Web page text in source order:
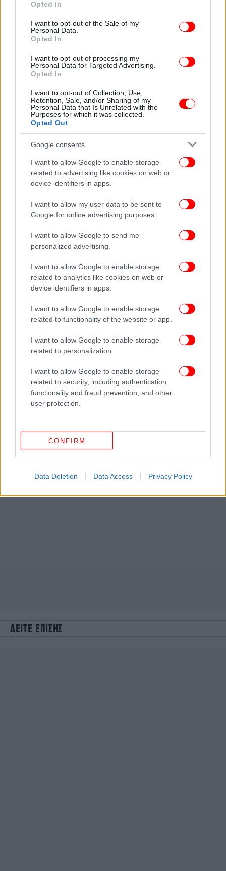
use your data for below specified purposes in below Google
consent section.
Opted In
I want to opt-out of the Sale of my
Personal Data.
Opted In
I want to opt-out of processing my
Personal Data for Targeted Advertising.
Opted In
I want to opt-out of Collection, Use,
Retention, Sale, and/or Sharing of my
Personal Data that Is Unrelated with the
Purposes for which it was collected.
Opted Out
Google consents
I want to allow Google to enable storage
related to advertising like cookies on web or
device identifiers in apps.
I want to allow my user data to be sent to
Google for online advertising purposes.
I want to allow Google to send me
personalized advertising.
I want to allow Google to enable storage
related to analytics like cookies on web or
device identifiers in apps.
I want to allow Google to enable storage
related to functionality of the website or app.
I want to allow Google to enable storage
related to personalization.
I want to allow Google to enable storage
related to security, including authentication
functionality and fraud prevention, and other
user protection.
CONFIRM
Data Deletion Data Access Privacy Policy
Πηγή: ΑΠΕ-ΜΠΕ (του Θ. Ανδρεάδη - Συγγελάκη)
Ακολουθήστε το στο Google Newsκαι μάθετε
πρώτοι όλες τις ειδήσεις
Δείτε όλες τις τελευταίεςΕιδήσειςαπό την Ελλάδα και τον Κόσμο,
ΔΙΑΒΑΣΤΕ ΠΕΡΙΣΣΟΤΕΡΑ ΕΛΛΆΔΑ ΙΤΑΛΊΑ ΣΥΛΛΟΓΉ
ΈΚΘΕΣΗ ΤΈΧΝΗΣ
ΣΩΤΉΡΗΣ ΦΈΛΙΟΣ
ΔΕΙΤΕ ΕΠΙΣΗΣ